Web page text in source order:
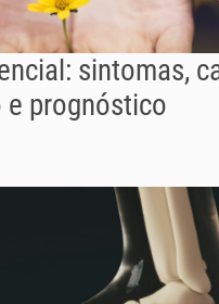
sintomas,
prognóstico